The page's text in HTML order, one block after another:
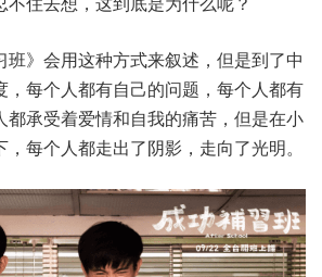
班》会用这种方式来叙述，但是到了中
，每个人都有自己的问题，每个人都有
都承受着爱情和自我的痛苦，但是在小
每个人都走出了阴影，走向了光明。